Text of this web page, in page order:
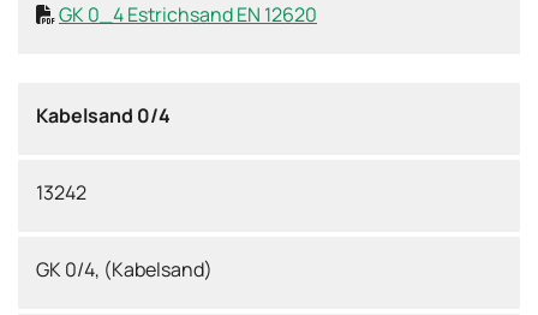
GK 0_4 Estrichsand EN 12620
Kabelsand 0/4
13242
GK 0/4, (Kabelsand)